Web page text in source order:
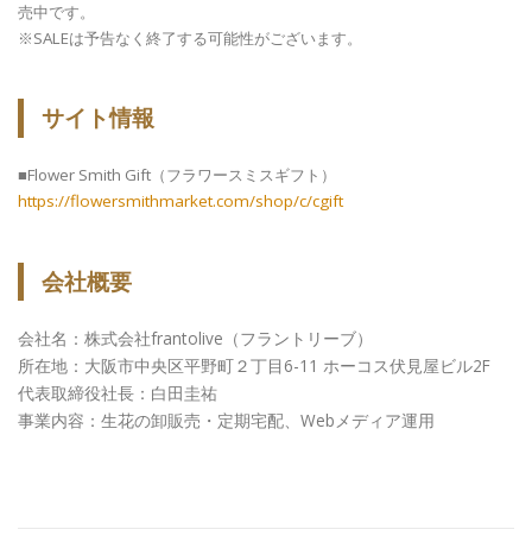
売中です。
※SALEは予告なく終了する可能性がございます。
サイト情報
■Flower Smith Gift（フラワースミスギフト）
https://flowersmithmarket.com/shop/c/cgift
会社概要
会社名：株式会社frantolive（フラントリーブ）
所在地：大阪市中央区平野町２丁目6-11 ホーコス伏見屋ビル2F
代表取締役社長：白田圭祐
事業内容：生花の卸販売・定期宅配、Webメディア運用